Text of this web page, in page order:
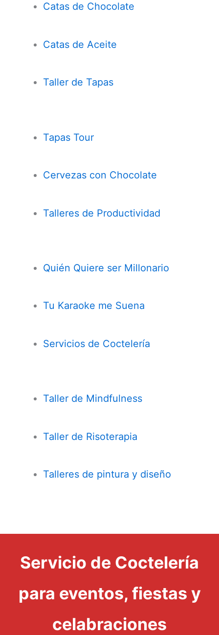
Catas de Chocolate
Catas de Aceite
Taller de Tapas
Tapas Tour
Cervezas con Chocolate
Talleres de Productividad
Quién Quiere ser Millonario
Tu Karaoke me Suena
Servicios de Coctelería
Taller de Mindfulness
Taller de Risoterapia
Talleres de pintura y diseño
Servicio de Coctelería
para eventos, fiestas y
celabraciones